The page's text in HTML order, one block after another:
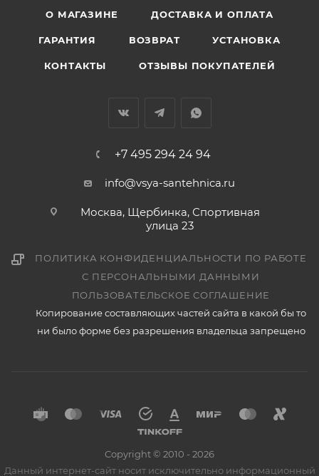
О МАГАЗИНЕ ДОСТАВКА И ОПЛАТА
ГАРАНТИЯ ВОЗВРАТ УСТАНОВКА
КОНТАКТЫ ОТЗЫВЫ ПОКУПАТЕЛЕЙ
+7 495 294 24 94
info@vsya-santehnica.ru
Москва, Щербинка, Спортивная
улица 23
ПОЛИТИКА КОНФИДЕНЦИАЛЬНОСТИ ПО РАБОТЕ
С ПЕРСОНАЛЬНЫМИ ДАННЫМИ
ПОЛЬЗОВАТЕЛЬСКОЕ СОГЛАШЕНИЕ
Копирование составляющих частей сайта в какой бы то
ни было форме без разрешения владельца запрещено
Copyright © 2010 - 2026
Данный интернет-сайт носит исключительно информационный